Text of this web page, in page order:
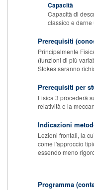
Capacità
Capacità di
classico e
Prerequisiti
Principalmente
(funzioni di più
Stokes saranno
Prerequisiti per
Fisica 3 procederà
relatività e la
Indicazioni
Lezioni frontali, la
come l'approccio
essendo meno
Programma